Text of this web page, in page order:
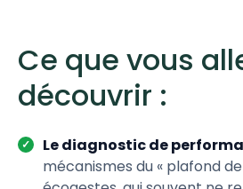
Ce que vous
découvrir :
Le diagnostic de
mécanismes du « plafond